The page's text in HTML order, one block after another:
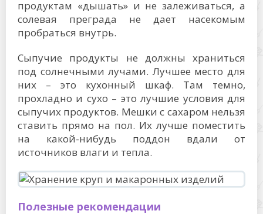
продуктам «дышать» и не залеживаться, а
солевая преграда не дает насекомым
пробраться внутрь.
Сыпучие продукты не должны храниться
под солнечными лучами. Лучшее место для
них – это кухонный шкаф. Там темно,
прохладно и сухо – это лучшие условия для
сыпучих продуктов. Мешки с сахаром нельзя
ставить прямо на пол. Их лучше поместить
на какой-нибудь поддон вдали от
источников влаги и тепла.
Полезные рекомендации